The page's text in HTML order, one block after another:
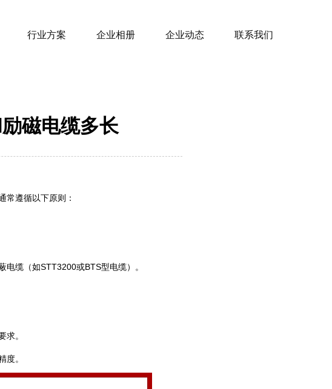
行业方案 企业相册 企业动态 联系我们
磁电缆多长
常遵循以下原则：
缆（如STT3200或BTS型电缆）。
求。
度。